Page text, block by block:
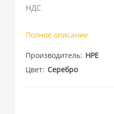
НДС
Полное описание
Производитель HPE
Цвет Серебро